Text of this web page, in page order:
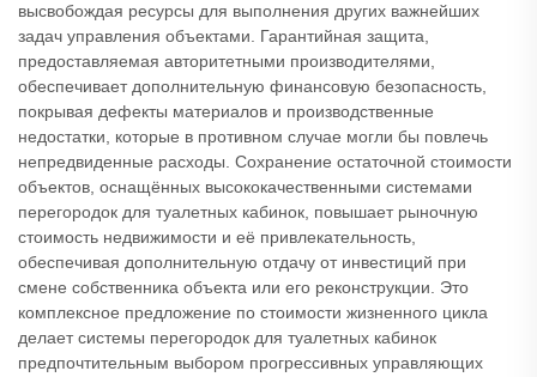
высвобождая ресурсы для выполнения других важнейших
задач управления объектами. Гарантийная защита,
предоставляемая авторитетными производителями,
обеспечивает дополнительную финансовую безопасность,
покрывая дефекты материалов и производственные
недостатки, которые в противном случае могли бы повлечь
непредвиденные расходы. Сохранение остаточной стоимости
объектов, оснащённых высококачественными системами
перегородок для туалетных кабинок, повышает рыночную
стоимость недвижимости и её привлекательность,
обеспечивая дополнительную отдачу от инвестиций при
смене собственника объекта или его реконструкции. Это
комплексное предложение по стоимости жизненного цикла
делает системы перегородок для туалетных кабинок
предпочтительным выбором прогрессивных управляющих